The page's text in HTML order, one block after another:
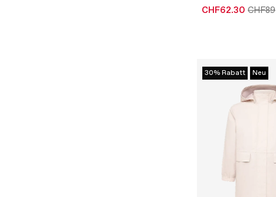
CHF62.30 CHF89
30% Rabatt Neu